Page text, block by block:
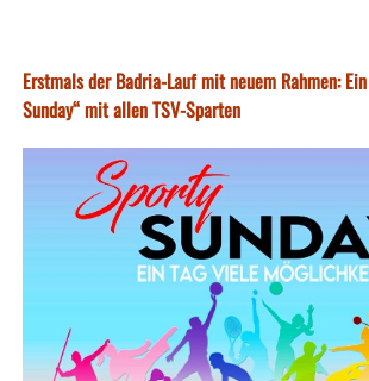
Erstmals der Badria-Lauf mit neuem Rahmen:
Sunday“ mit allen TSV-Sparten